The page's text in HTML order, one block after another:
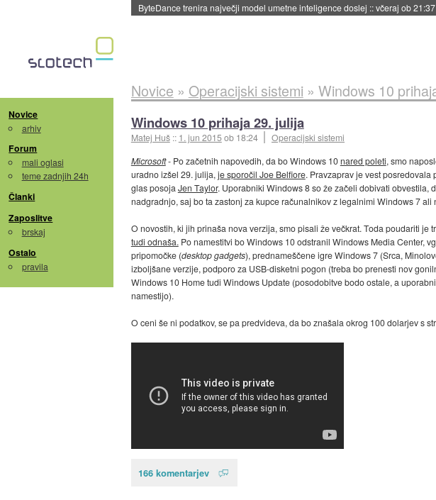
ByteDance trenira največji model umetne inteligence doslej ::včeraj ob 21:37
Novice
arhiv
Forum
mali oglasi
teme zadnjih 24h
Članki
Zaposlitve
brskaj
Ostalo
pravila
Novice » Operacijski sistemi » Windows 10
Windows 10 prihaja 29. julija
Matej Huš :: 1. jun 2015ob 18:24 Operacijski sistemi
Microsoft- Po začetnih napovedih, da bo Windows 10nared poleti, smo
uradno izšel 29. julija, je sporočil Joe Belfiore. Pravzaprav je vest
glas posoja Jen Taylor. Uporabniki Windows 8 so že začeli dobivati obvestila,
nadgradnjo, saj bo ta zastonj za kupce računalnikov z legalnimi Windows 7 ali
O novostih, ki jih prinaša nova verzija, smo pisali že večkrat. Toda poudariti je
tudi odnaša. Po namestitvi bo Windows 10 odstranil Windows Media Center,
pripomočke (desktop gadgets), prednameščene igre Windows 7 (Srca,
izboljšane verzije, podporo za USB-disketni pogon (treba bo prenesti nov
Windows 10 Home tudi Windows Update (posodobitve bodo ostale, a
namestijo).
O ceni še ni podatkov, se pa predvideva, da bo znašala okrog 100 dolarjev s
166 komentarjev